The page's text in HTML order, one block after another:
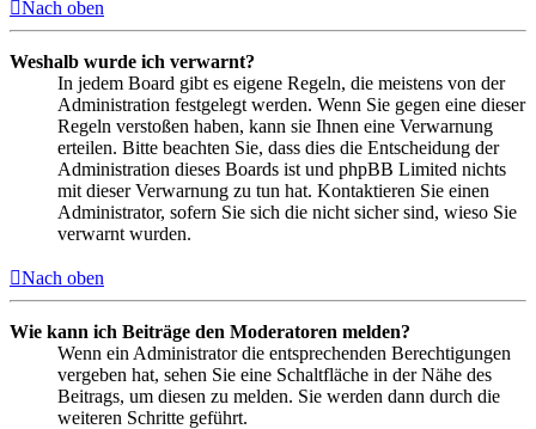
Nach oben
Weshalb wurde ich verwarnt?
In jedem Board gibt es eigene Regeln, die meistens von der
Administration festgelegt werden. Wenn Sie gegen eine dieser
Regeln verstoßen haben, kann sie Ihnen eine Verwarnung
erteilen. Bitte beachten Sie, dass dies die Entscheidung der
Administration dieses Boards ist und phpBB Limited nichts
mit dieser Verwarnung zu tun hat. Kontaktieren Sie einen
Administrator, sofern Sie sich die nicht sicher sind, wieso Sie
verwarnt wurden.
Nach oben
Wie kann ich Beiträge den Moderatoren melden?
Wenn ein Administrator die entsprechenden Berechtigungen
vergeben hat, sehen Sie eine Schaltfläche in der Nähe des
Beitrags, um diesen zu melden. Sie werden dann durch die
weiteren Schritte geführt.